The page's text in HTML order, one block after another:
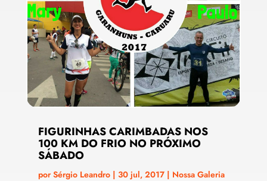
FIGURINHAS CARIMBADAS NOS
100 KM DO FRIO NO PRÓXIMO
SÁBADO
porSérgio Leandro| 30 jul, 2017| Nossa Galeria